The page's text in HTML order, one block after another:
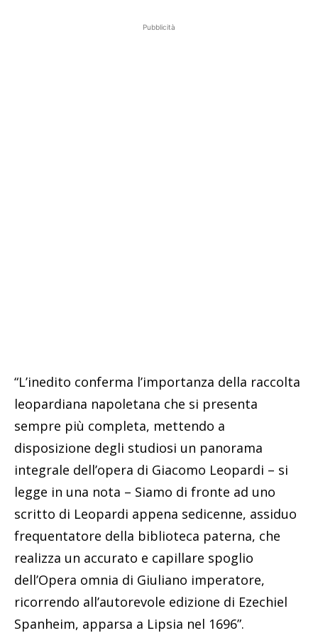
Pubblicità
“L’inedito conferma l’importanza della raccolta
leopardiana napoletana che si presenta
sempre più completa, mettendo a
disposizione degli studiosi un panorama
integrale dell’opera di Giacomo Leopardi – si
legge in una nota – Siamo di fronte ad uno
scritto di Leopardi appena sedicenne, assiduo
frequentatore della biblioteca paterna, che
realizza un accurato e capillare spoglio
dell’Opera omnia di Giuliano imperatore,
ricorrendo all’autorevole edizione di Ezechiel
Spanheim, apparsa a Lipsia nel 1696”.